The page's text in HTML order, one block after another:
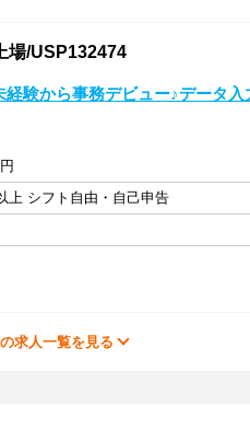
/USP132474
経験から事務デビュー♪データ
上 シフト自由・自己申告
求人一覧を見る